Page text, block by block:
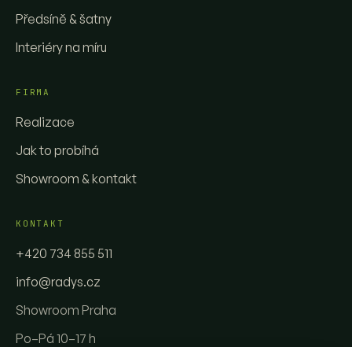
Předsíně & šatny
Interiéry na míru
FIRMA
Realizace
Jak to probíhá
Showroom & kontakt
KONTAKT
+420 734 855 511
info@radys.cz
Showroom Praha
Po–Pá 10–17 h